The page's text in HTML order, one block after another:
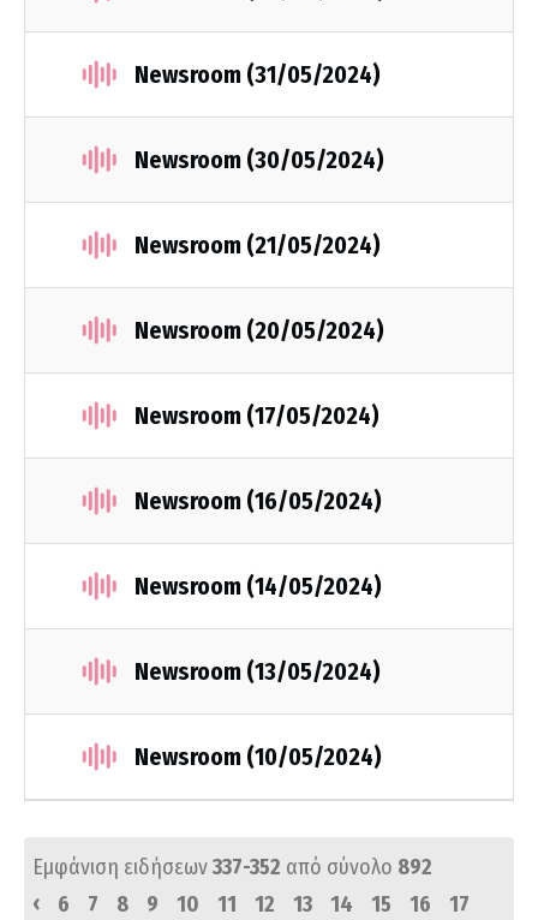
Newsroom (31/05/2024)
Newsroom (30/05/2024)
Newsroom (21/05/2024)
Newsroom (20/05/2024)
Newsroom (17/05/2024)
Newsroom (16/05/2024)
Newsroom (14/05/2024)
Newsroom (13/05/2024)
Newsroom (10/05/2024)
Εμφάνιση ειδήσεων337-352 από σύνολο 892
‹
6 7 8 9 10 11 12 13 14 15 16
17